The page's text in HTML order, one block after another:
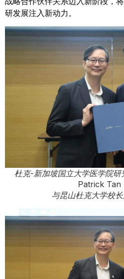
研发展注入新动力。
杜克-新加坡国立大学医学院
Patrick Tan
与昆山杜克大学校长